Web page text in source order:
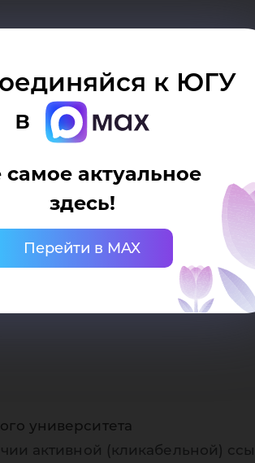
к ЮГУ
в
самое актуальное
здесь!
Перейти в MAX
университета
активной (кликабельной)